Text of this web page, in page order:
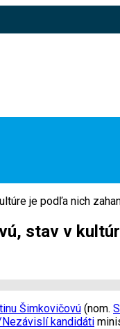
je podľa nich
stav v
Šimkovičovú (nom.
kandidáti